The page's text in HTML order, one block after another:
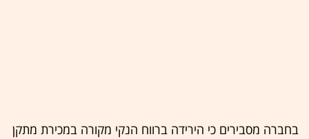
בחברה מסבירים כי הירידה ברווח הנקי מקורה במכירת מתקן